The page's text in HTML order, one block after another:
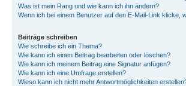
Was ist mein Rang und wie kann ich ihn ändern?
Wenn ich bei einem Benutzer auf den E-Mail-Link klicke,
Beiträge schreiben
Wie schreibe ich ein Thema?
Wie kann ich einen Beitrag bearbeiten oder löschen?
Wie kann ich meinem Beitrag eine Signatur anfügen?
Wie kann ich eine Umfrage erstellen?
Wieso kann ich nicht mehr Antwortmöglichkeiten